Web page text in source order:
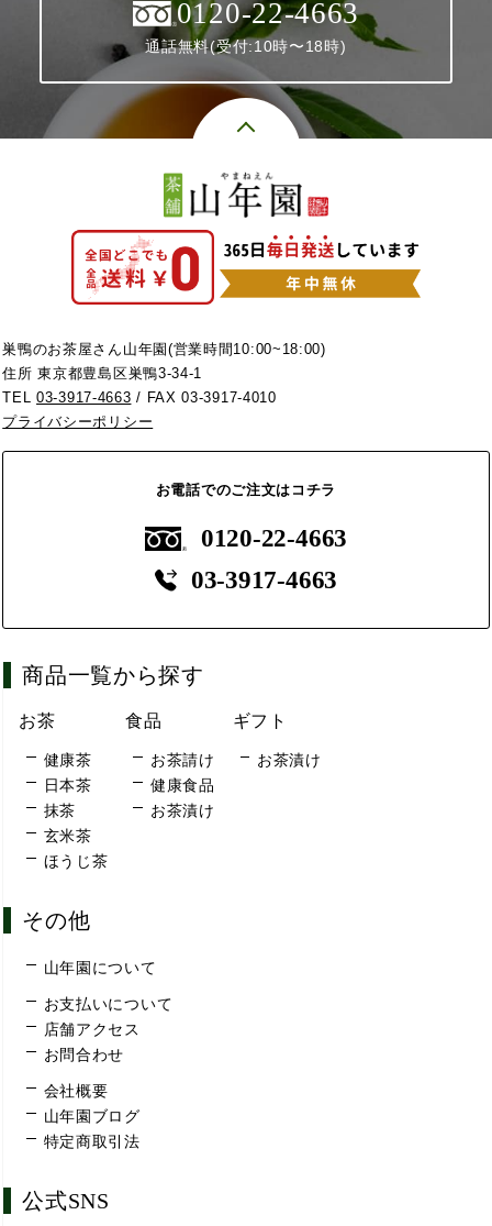
0120-22-4663
通話無料(受付:10時〜18時)
巣鴨のお茶屋さん山年園(営業時間10:00~18:00)
住所 東京都豊島区巣鴨3-34-1
TEL03-3917-4663 / FAX 03-3917-4010
プライバシーポリシー
お電話でのご注文はコチラ
0120-22-4663
03-3917-4663
商品一覧から探す
お茶
健康茶
日本茶
抹茶
玄米茶
ほうじ茶
食品
お茶請け
健康食品
お茶漬け
ギフト
お茶漬け
その他
山年園について
お支払いについて
店舗アクセス
お問合わせ
会社概要
山年園ブログ
特定商取引法
公式SNS